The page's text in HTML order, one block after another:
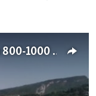
Şuşaya qayıtmaq istəyənlər: 'Azı 800-1000 manatlıq iş olmalıdır'